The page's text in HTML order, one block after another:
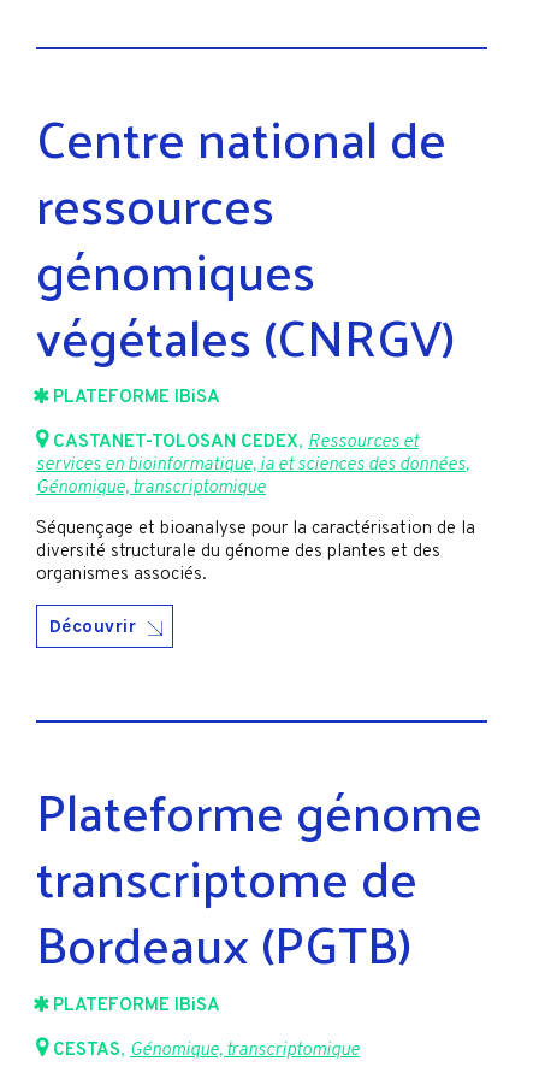
Centre national de
ressources
génomiques
végétales (CNRGV)
PLATEFORME IBiSA
CASTANET-TOLOSAN CEDEX, Ressources et
services en bioinformatique, ia et sciences des données,
Génomique, transcriptomique
Séquençage et bioanalyse pour la caractérisation de la
diversité structurale du génome des plantes et des
organismes associés.
Découvrir
Plateforme génome
transcriptome de
Bordeaux (PGTB)
PLATEFORME IBiSA
CESTAS, Génomique, transcriptomique